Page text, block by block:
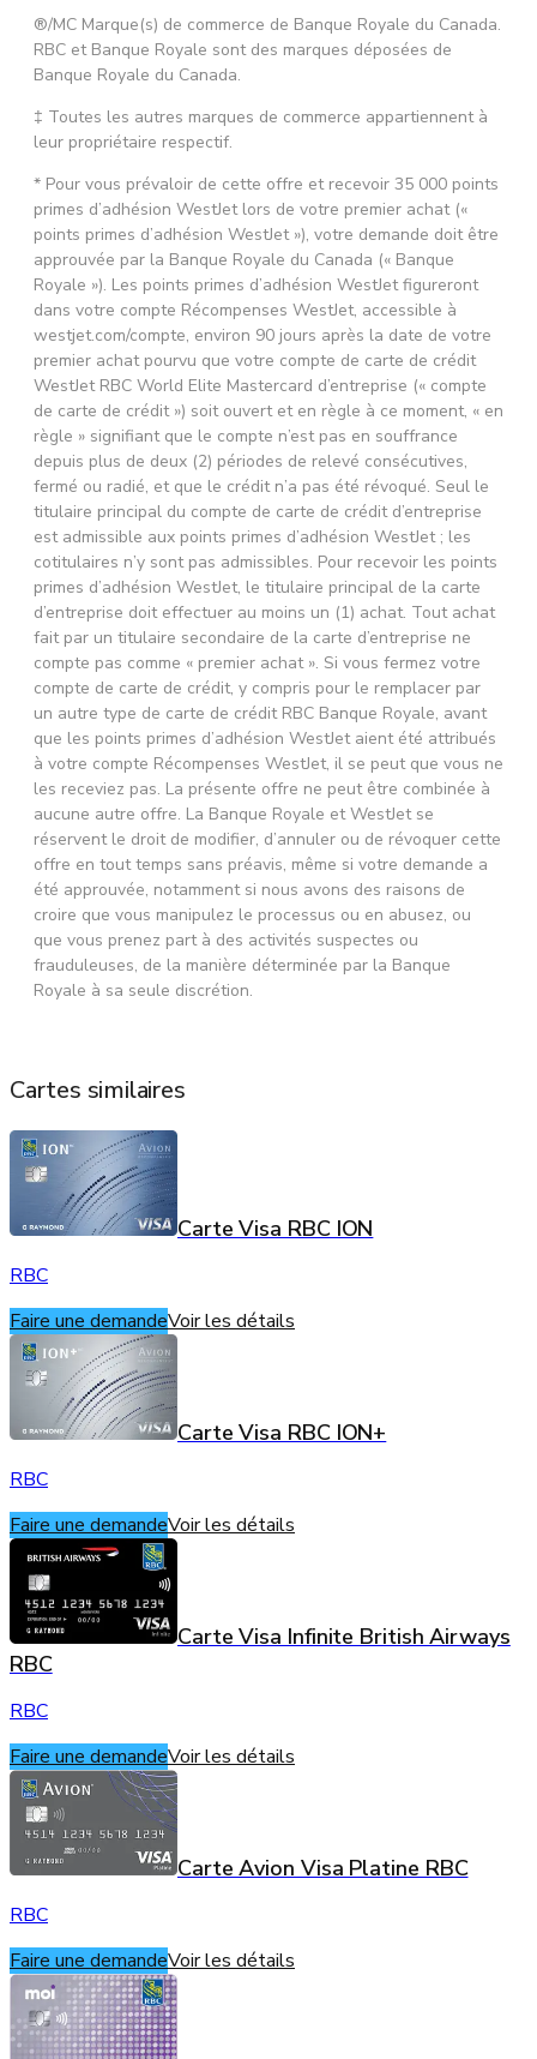
®/MC Marque(s) de commerce de Banque Royale du Canada.
RBC et Banque Royale sont des marques déposées de
Banque Royale du Canada.
‡ Toutes les autres marques de commerce appartiennent à
leur propriétaire respectif.
* Pour vous prévaloir de cette offre et recevoir 35 000 points
primes d’adhésion WestJet lors de votre premier achat («
points primes d’adhésion WestJet »), votre demande doit être
approuvée par la Banque Royale du Canada (« Banque
Royale »). Les points primes d’adhésion WestJet figureront
dans votre compte Récompenses WestJet, accessible à
westjet.com/compte, environ 90 jours après la date de votre
premier achat pourvu que votre compte de carte de crédit
WestJet RBC World Elite Mastercard d’entreprise (« compte
de carte de crédit ») soit ouvert et en règle à ce moment, « en
règle » signifiant que le compte n’est pas en souffrance
depuis plus de deux (2) périodes de relevé consécutives,
fermé ou radié, et que le crédit n’a pas été révoqué. Seul le
titulaire principal du compte de carte de crédit d’entreprise
est admissible aux points primes d’adhésion WestJet ; les
cotitulaires n’y sont pas admissibles. Pour recevoir les points
primes d’adhésion WestJet, le titulaire principal de la carte
d’entreprise doit effectuer au moins un (1) achat. Tout achat
fait par un titulaire secondaire de la carte d’entreprise ne
compte pas comme « premier achat ». Si vous fermez votre
compte de carte de crédit, y compris pour le remplacer par
un autre type de carte de crédit RBC Banque Royale, avant
que les points primes d’adhésion WestJet aient été attribués
à votre compte Récompenses WestJet, il se peut que vous ne
les receviez pas. La présente offre ne peut être combinée à
aucune autre offre. La Banque Royale et WestJet se
réservent le droit de modifier, d’annuler ou de révoquer cette
offre en tout temps sans préavis, même si votre demande a
été approuvée, notamment si nous avons des raisons de
croire que vous manipulez le processus ou en abusez, ou
que vous prenez part à des activités suspectes ou
frauduleuses, de la manière déterminée par la Banque
Royale à sa seule discrétion.
Cartes similaires
Carte Visa RBC ION
RBC
Faire une demandeVoir les détails
Carte Visa RBC ION+
RBC
Faire une demandeVoir les détails
Carte Visa Infinite British Airways
RBC
RBC
Faire une demandeVoir les détails
Carte Avion Visa Platine RBC
RBC
Faire une demandeVoir les détails